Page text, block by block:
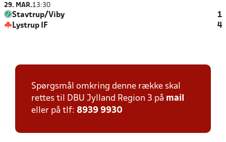
29. MAR.13:30
Stavtrup/Viby
1
Lystrup IF
4
Spørgsmål omkring denne række skal
rettes til DBU Jylland Region 3 på mail
eller på tlf: 8939 9930